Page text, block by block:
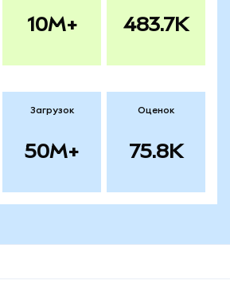
10M+ 483.7K
Загрузок
50M+
Оценок
75.8K